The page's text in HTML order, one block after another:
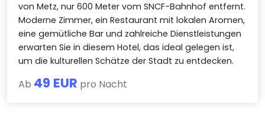
von Metz, nur 600 Meter vom SNCF-Bahnhof entfernt.
Moderne Zimmer, ein Restaurant mit lokalen Aromen,
eine gemütliche Bar und zahlreiche Dienstleistungen
erwarten Sie in diesem Hotel, das ideal gelegen ist,
um die kulturellen Schätze der Stadt zu entdecken.
Ab 49 EUR pro Nacht